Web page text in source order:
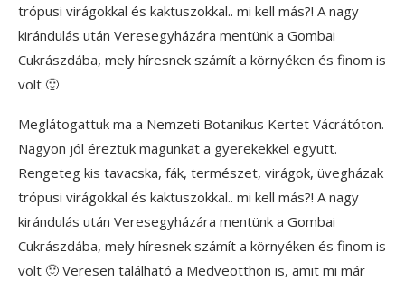
trópusi virágokkal és kaktuszokkal.. mi kell más?! A nagy
kirándulás után Veresegyházára mentünk a Gombai
Cukrászdába, mely híresnek számít a környéken és finom is
volt 🙂
Meglátogattuk ma a Nemzeti Botanikus Kertet Vácrátóton.
Nagyon jól éreztük magunkat a gyerekekkel együtt.
Rengeteg kis tavacska, fák, természet, virágok, üvegházak
trópusi virágokkal és kaktuszokkal.. mi kell más?! A nagy
kirándulás után Veresegyházára mentünk a Gombai
Cukrászdába, mely híresnek számít a környéken és finom is
volt 🙂 Veresen található a Medveotthon is, amit mi már